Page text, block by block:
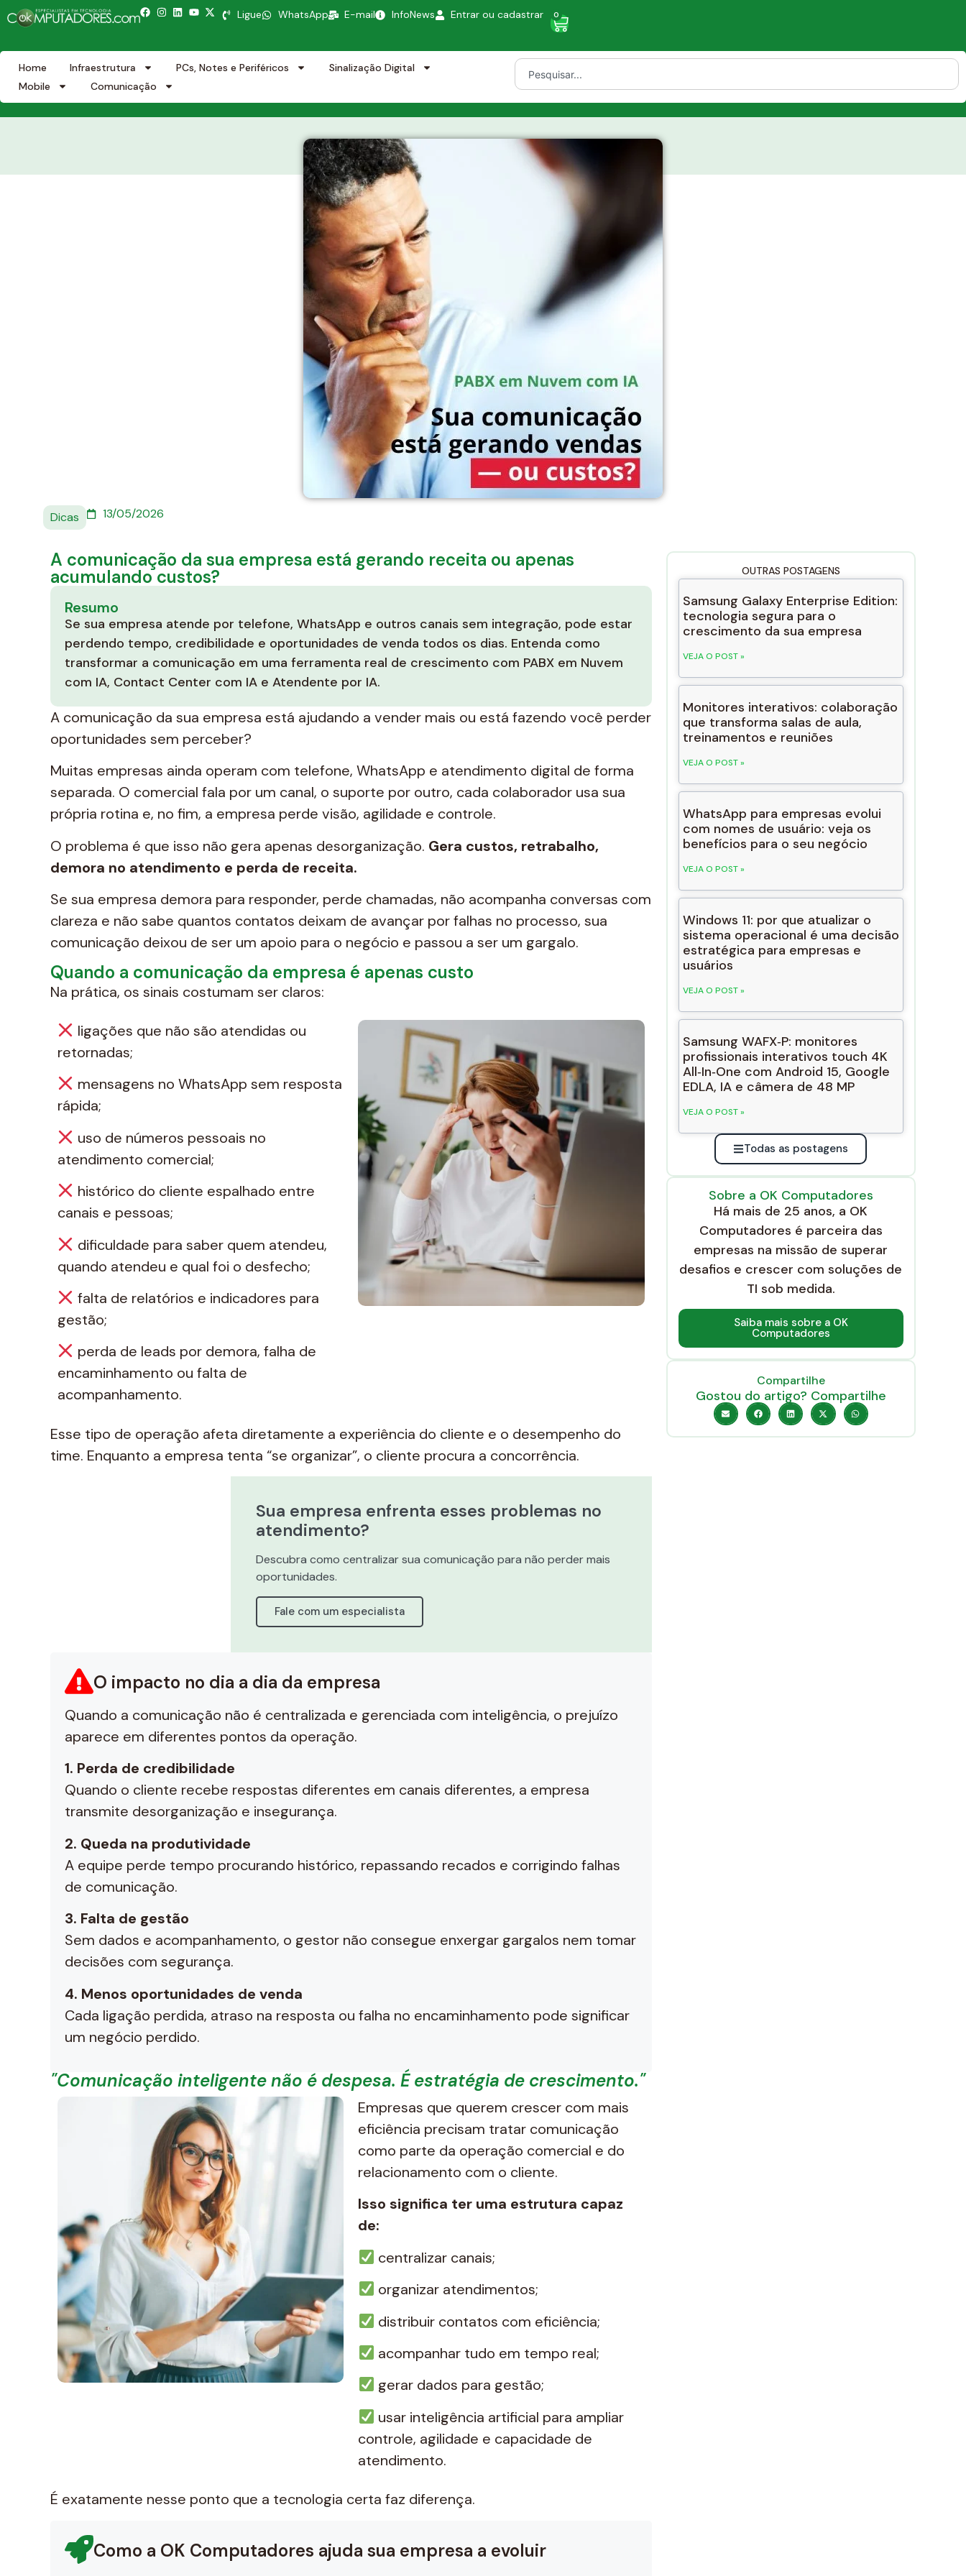
Ligue WhatsApp E-mail InfoNews Entrar ou cadastrar 0
Home Infraestrutura PCs, Notes e Periféricos
Sinalização Digital
Mobile
Comunicação
Dicas 13/05/2026
A comunicação da sua empresa está gerando receita ou apenas
acumulando custos?
Resumo
Se sua empresa atende por telefone, WhatsApp e outros canais sem integração, pode estar
perdendo tempo, credibilidade e oportunidades de venda todos os dias. Entenda como
transformar a comunicação em uma ferramenta real de crescimento com PABX em Nuvem
com IA, Contact Center com IA e Atendente por IA.
A comunicação da sua empresa está ajudando a vender mais ou está fazendo você perder
oportunidades sem perceber?
Muitas empresas ainda operam com telefone, WhatsApp e atendimento digital de forma
separada. O comercial fala por um canal, o suporte por outro, cada colaborador usa sua
própria rotina e, no fim, a empresa perde visão, agilidade e controle.
O problema é que isso não gera apenas desorganização. Gera custos, retrabalho,
demora no atendimento e perda de receita.
Se sua empresa demora para responder, perde chamadas, não acompanha conversas com
clareza e não sabe quantos contatos deixam de avançar por falhas no processo, sua
comunicação deixou de ser um apoio para o negócio e passou a ser um gargalo.
Quando a comunicação da empresa é apenas custo
Na prática, os sinais costumam ser claros:
ligações que não são atendidas ou
retornadas;
mensagens no WhatsApp sem resposta
rápida;
uso de números pessoais no
atendimento comercial;
histórico do cliente espalhado entre
canais e pessoas;
dificuldade para saber quem atendeu,
quando atendeu e qual foi o desfecho;
falta de relatórios e indicadores para
gestão;
perda de leads por demora, falha de
encaminhamento ou falta de
acompanhamento.
Esse tipo de operação afeta diretamente a experiência do cliente e o desempenho do
time. Enquanto a empresa tenta “se organizar”, o cliente procura a concorrência.
Sua empresa enfrenta esses problemas no
atendimento?
Descubra como centralizar sua comunicação para não perder mais
oportunidades.
Fale com um especialista
O impacto no dia a dia da empresa
Quando a comunicação não é centralizada e gerenciada com inteligência, o prejuízo
aparece em diferentes pontos da operação.
1. Perda de credibilidade
Quando o cliente recebe respostas diferentes em canais diferentes, a empresa
transmite desorganização e insegurança.
2. Queda na produtividade
A equipe perde tempo procurando histórico, repassando recados e corrigindo falhas
de comunicação.
3. Falta de gestão
Sem dados e acompanhamento, o gestor não consegue enxergar gargalos nem tomar
decisões com segurança.
4. Menos oportunidades de venda
Cada ligação perdida, atraso na resposta ou falha no encaminhamento pode significar
um negócio perdido.
"Comunicação inteligente não é despesa. É estratégia de crescimento."
Empresas que querem crescer com mais
eficiência precisam tratar comunicação
como parte da operação comercial e do
relacionamento com o cliente.
Isso significa ter uma estrutura capaz
de:
centralizar canais;
organizar atendimentos;
distribuir contatos com eficiência;
acompanhar tudo em tempo real;
gerar dados para gestão;
usar inteligência artificial para ampliar
controle, agilidade e capacidade de
atendimento.
É exatamente nesse ponto que a tecnologia certa faz diferença.
Como a OK Computadores ajuda sua empresa a evoluir
OUTRAS POSTAGENS
Samsung Galaxy Enterprise Edition:
tecnologia segura para o
crescimento da sua empresa
VEJA O POST »
Monitores interativos: colaboração
que transforma salas de aula,
treinamentos e reuniões
VEJA O POST »
WhatsApp para empresas evolui
com nomes de usuário: veja os
benefícios para o seu negócio
VEJA O POST »
Windows 11: por que atualizar o
sistema operacional é uma decisão
estratégica para empresas e
usuários
VEJA O POST »
Samsung WAFX‑P: monitores
profissionais interativos touch 4K
All‑In‑One com Android 15, Google
EDLA, IA e câmera de 48 MP
VEJA O POST »
Todas as postagens
Sobre a OK Computadores
Há mais de 25 anos, a OK
Computadores é parceira das
empresas na missão de superar
desafios e crescer com soluções de
TI sob medida.
Saiba mais sobre a OK
Computadores
Compartilhe
Gostou do artigo? Compartilhe